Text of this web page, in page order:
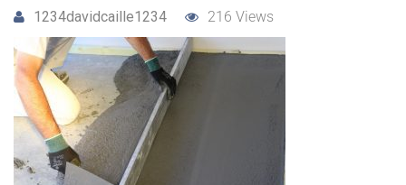
1234davidcaille1234 216 Views